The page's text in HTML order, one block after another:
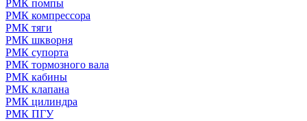
РМК помпы
РМК компрессора
РМК тяги
РМК шкворня
РМК супорта
РМК тормозного вала
РМК кабины
РМК клапана
РМК цилиндра
РМК ПГУ